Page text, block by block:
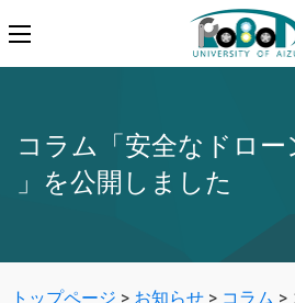
コラム「安全なドロー
」を公開しました
トップページ > お知らせ > コラム >